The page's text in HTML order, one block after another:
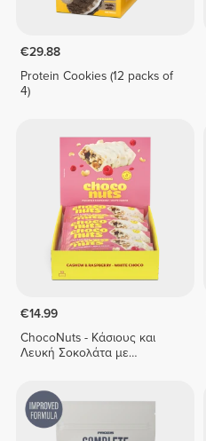
€29.88
Protein Cookies (12 packs of
4)
€14.99
ChocoNuts - Κάσιους και
Λευκή Σοκολάτα με